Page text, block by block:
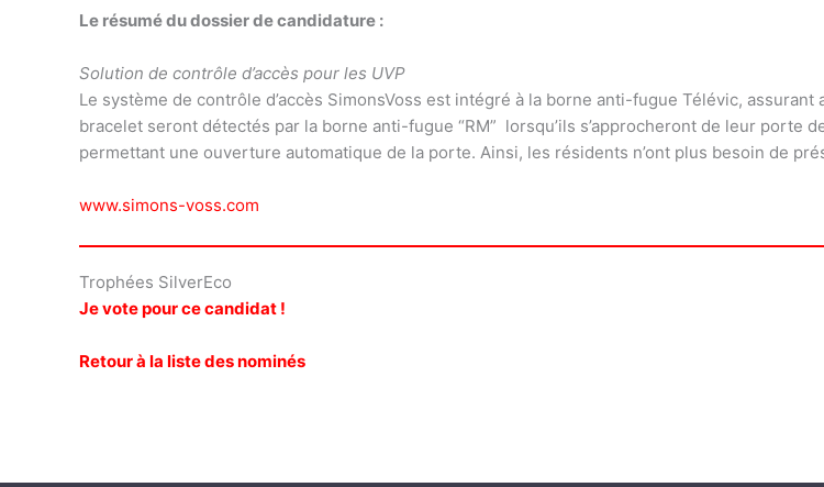
Le résumé du dossier de candidature :
Solution de contrôle d’accès pour les UVP
Le système de contrôle d’accès SimonsVoss est intégré à la borne anti-fugue Télévic,
bracelet seront détectés par la borne anti-fugue “RM” lorsqu’ils s’approcheront de leur porte
permettant une ouverture automatique de la porte. Ainsi, les résidents n’ont plus besoin de
www.simons-voss.com
Trophées SilverEco
Je vote pour ce candidat !
Retour à la liste des nominés